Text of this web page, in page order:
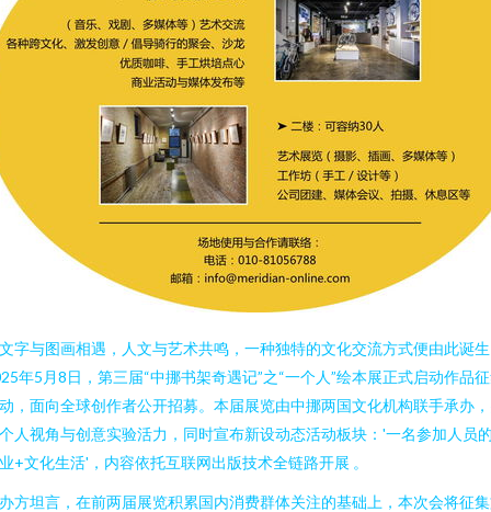
字与图画相遇，人文与艺术共鸣，一种独特的文化交流方式便由此诞
年5月8日，第三届“中挪书架奇遇记”之“一个人”绘本展正式启动作品
，面向全球创作者公开招募。本届展览由中挪两国文化机构联手承办
人视角与创意实验活力，同时宣布新设动态活动板块：'一名参加人员
+文化生活'，内容依托互联网出版技术全链路开展 。
方坦言，在前两届展览积累国内消费群体关注的基础上，本次会将征